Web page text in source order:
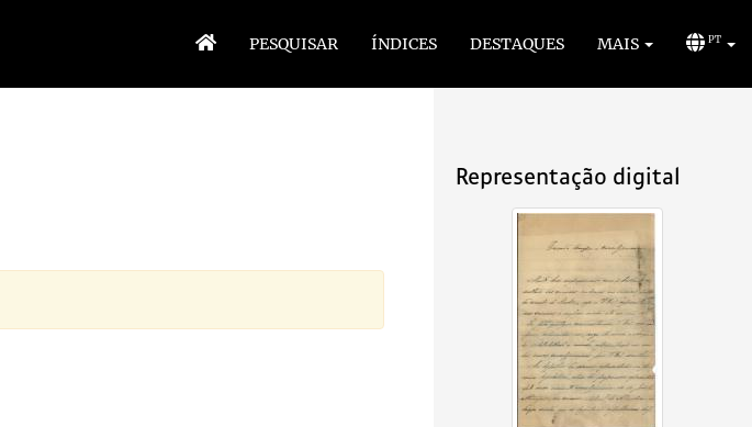
PESQUISAR ÍNDICES DESTAQUES MAIS PT
Representação digital